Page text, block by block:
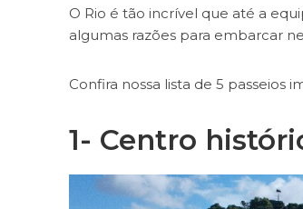
O Rio é tão incrível que até a
algumas razões para embarcar
Confira nossa lista de 5 passeios
1- Centro